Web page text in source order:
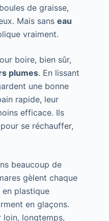
de graisse,
Mais sans eau
vraiment.
boire, bien sûr,
plumes. En lissant
une bonne
rapide, leur
efficace. Ils
se réchauffer,
beaucoup de
gèlent chaque
en plastique
en glaçons.
loin, longtemps,